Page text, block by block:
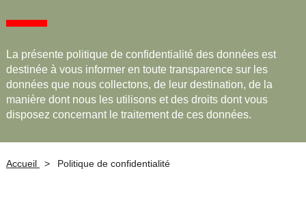
La présente politique de confidentialité des données est
destinée à vous informer en toute transparence sur les
données que nous collectons, de leur destination, de la
manière dont nous les utilisons et des droits dont vous
disposez concernant le traitement de ces données.
Accueil Politique de confidentialité